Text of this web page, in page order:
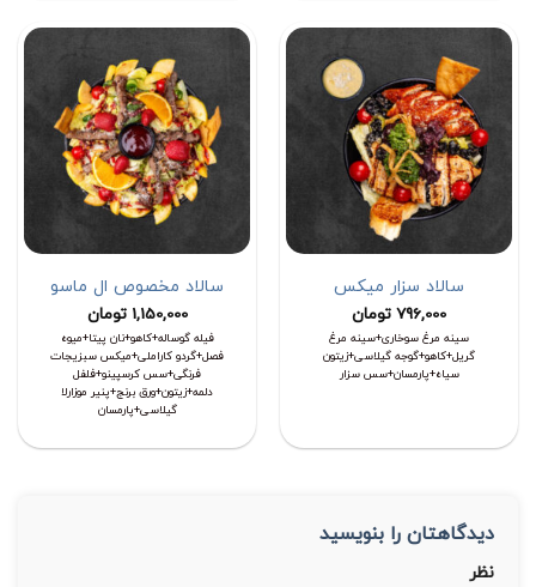
سالاد سزار میکس
796,000 تومان
سینه مرغ سوخاری+سینه مرغ
گریل+کاهو+گوجه گیلاسی+زیتون
سیاه+پارمسان+سس سزار
سالاد مخصوص ال ماسو
1,150,000 تومان
فیله گوساله+کاهو+نان پیتا+میوه
فصل+گردو کاراملی+میکس سبزیجات
فرنگی+سس کرسپینو+فلفل
دلمه+زیتون+ورق برنج+پنیر موزارلا
گیلاسی+پارمسان
دیدگاهتان را بنویسید
نظر